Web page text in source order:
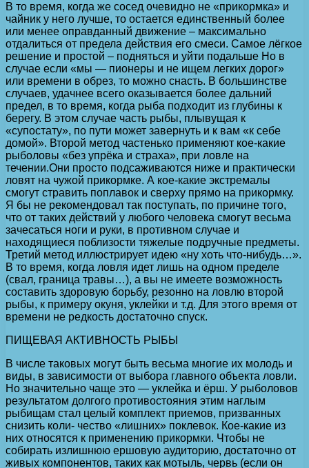
В то время, когда же сосед очевидно не «прикормка» и
чайник у него лучше, то остается единственный более
или менее оправданный движение – максимально
отдалиться от предела действия его смеси. Самое лёгкое
решение и простой – подняться и уйти подальше Но в
случае если «мы — пионеры и не ищем легких дорог»
или времени в обрез, то можно снасть. В большинстве
случаев, удачнее всего оказывается более дальний
предел, в то время, когда рыба подходит из глубины к
берегу. В этом случае часть рыбы, плывущая к
«супостату», по пути может завернуть и к вам «к себе
домой». Второй метод частенько применяют кое-какие
рыболовы «без упрёка и страха», при ловле на
течении.Они просто подсаживаются ниже и практически
ловят на чужой прикормке. А кое-какие экстремалы
смогут стравить поплавок и сверху прямо на прикормку.
Я бы не рекомендовал так поступать, по причине того,
что от таких действий у любого человека смогут весьма
зачесаться ноги и руки, в противном случае и
находящиеся поблизости тяжелые подручные предметы.
Третий метод иллюстрирует идею «ну хоть что-нибудь…».
В то время, когда ловля идет лишь на одном пределе
(свал, граница травы…), а вы не имеете возможность
составить здоровую борьбу, резонно на ловлю второй
рыбы, к примеру окуня, уклейки и т.д. Для этого время от
времени не редкость достаточно спуск.
ПИЩЕВАЯ АКТИВНОСТЬ РЫБЫ
В числе таковых могут быть весьма многие их молодь и
виды, в зависимости от выбора главного объекта ловли.
Но значительно чаще это — уклейка и ёрш. У рыболовов
результатом долгого противостояния этим наглым
рыбищам стал целый комплект приемов, призванных
снизить коли- чество «лишних» поклевок. Кое-какие из
них относятся к применению прикормки. Чтобы не
собирать излишнюю ершовую аудиторию, достаточно от
живых компонентов, таких как мотыль, червь (если он